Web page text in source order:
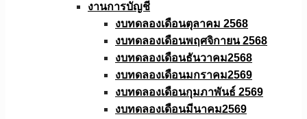
งานการบัญชี
งบทดลองเดือนตุลาคม 2568
งบทดลองเดือนพฤศจิกายน 2568
งบทดลองเดือนธันวาคม2568
งบทดลองเดือนมกราคม2569
งบทดลองเดือนกุมภาพันธ์ 2569
งบทดลองเดือนมีนาคม2569